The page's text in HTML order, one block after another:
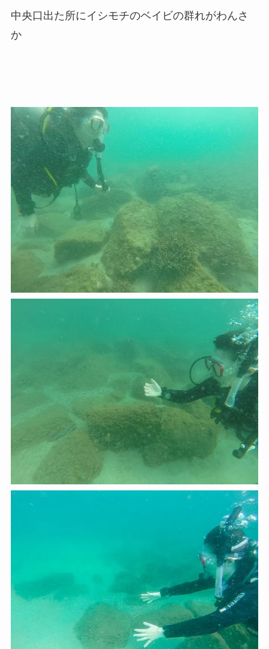
中央口出た所にイシモチのベイビの群れがわんさ
か